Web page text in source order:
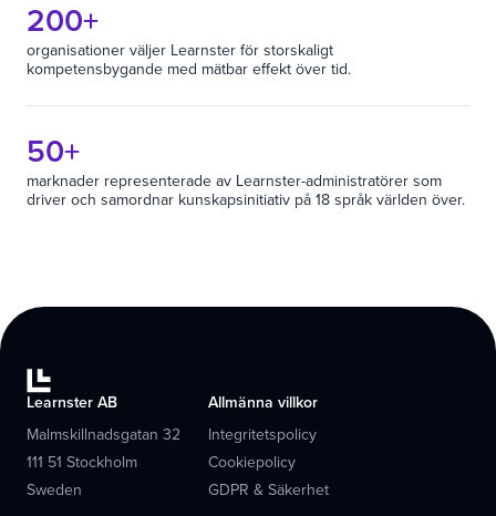
200+
organisationer väljer Learnster för storskaligt
kompetensbygande med mätbar effekt över tid.
50+
marknader representerade av Learnster-administratörer som
driver och samordnar kunskapsinitiativ på 18 språk världen över.
Learnster AB
Malmskillnadsgatan 32
111 51 Stockholm
Sweden
Allmänna villkor
Integritetspolicy
Cookiepolicy
GDPR & Säkerhet